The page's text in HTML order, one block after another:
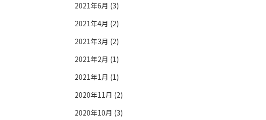
2021年6月 (3)
2021年4月 (2)
2021年3月 (2)
2021年2月 (1)
2021年1月 (1)
2020年11月 (2)
2020年10月 (3)